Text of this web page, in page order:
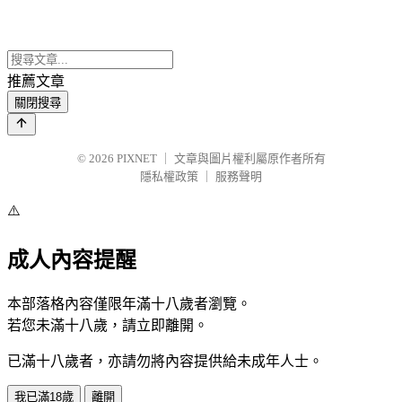
推薦文章
關閉搜尋
© 2026 PIXNET
文章與圖片權利屬原作者所有
隱私權政策
服務聲明
⚠️
成人內容提醒
本部落格內容僅限年滿十八歲者瀏覽。
若您未滿十八歲，請立即離開。
已滿十八歲者，亦請勿將內容提供給未成年人士。
我已滿18歲 離開